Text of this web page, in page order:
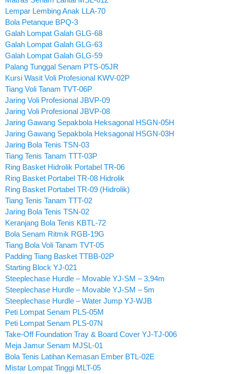
Lempar Lembing Anak LLA-70
Bola Petanque BPQ-3
Galah Lompat Galah GLG-68
Galah Lompat Galah GLG-63
Galah Lompat Galah GLG-59
Palang Tunggal Senam PTS-05JR
Kursi Wasit Voli Profesional KWV-02P
Tiang Voli Tanam TVT-06P
Jaring Voli Profesional JBVP-09
Jaring Voli Profesional JBVP-08
Jaring Gawang Sepakbola Heksagonal HSGN-05H
Jaring Gawang Sepakbola Heksagonal HSGN-03H
Jaring Bola Tenis TSN-03
Tiang Tenis Tanam TTT-03P
Ring Basket Hidrolik Portabel TR-06
Ring Basket Portabel TR-08 Hidrolik
Ring Basket Portabel TR-09 (Hidrolik)
Tiang Tenis Tanam TTT-02
Jaring Bola Tenis TSN-02
Keranjang Bola Tenis KBTL-72
Bola Senam Ritmik RGB-19G
Tiang Bola Voli Tanam TVT-05
Padding Tiang Basket TTBB-02P
Starting Block YJ-021
Steeplechase Hurdle – Movable YJ-SM – 3,94m
Steeplechase Hurdle – Movable YJ-SM – 5m
Steeplechase Hurdle – Water Jump YJ-WJB
Peti Lompat Senam PLS-05M
Peti Lompat Senam PLS-07N
Take-Off Foundation Tray & Board Cover YJ-TJ-006
Meja Jamur Senam MJSL-01
Bola Tenis Latihan Kemasan Ember BTL-02E
Mistar Lompat Tinggi MLT-05